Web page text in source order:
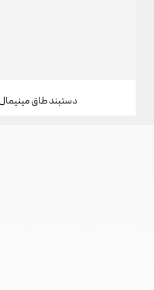
دستبند طاق